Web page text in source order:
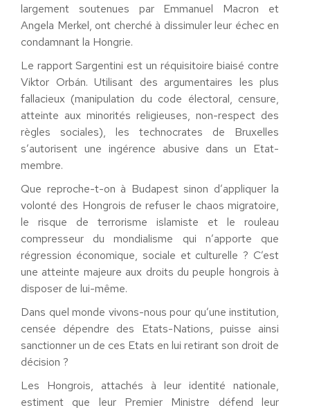
largement soutenues par Emmanuel Macron et
Angela Merkel, ont cherché à dissimuler leur échec en
condamnant la Hongrie.
Le rapport Sargentini est un réquisitoire biaisé contre
Viktor Orbán. Utilisant des argumentaires les plus
fallacieux (manipulation du code électoral, censure,
atteinte aux minorités religieuses, non-respect des
règles sociales), les technocrates de Bruxelles
s’autorisent une ingérence abusive dans un Etat-
membre.
Que reproche-t-on à Budapest sinon d’appliquer la
volonté des Hongrois de refuser le chaos migratoire,
le risque de terrorisme islamiste et le rouleau
compresseur du mondialisme qui n’apporte que
régression économique, sociale et culturelle ? C’est
une atteinte majeure aux droits du peuple hongrois à
disposer de lui-même.
Dans quel monde vivons-nous pour qu’une institution,
censée dépendre des Etats-Nations, puisse ainsi
sanctionner un de ces Etats en lui retirant son droit de
décision ?
Les Hongrois, attachés à leur identité nationale,
estiment que leur Premier Ministre défend leur